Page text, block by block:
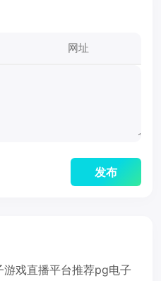
戏直播平台推荐pg电子